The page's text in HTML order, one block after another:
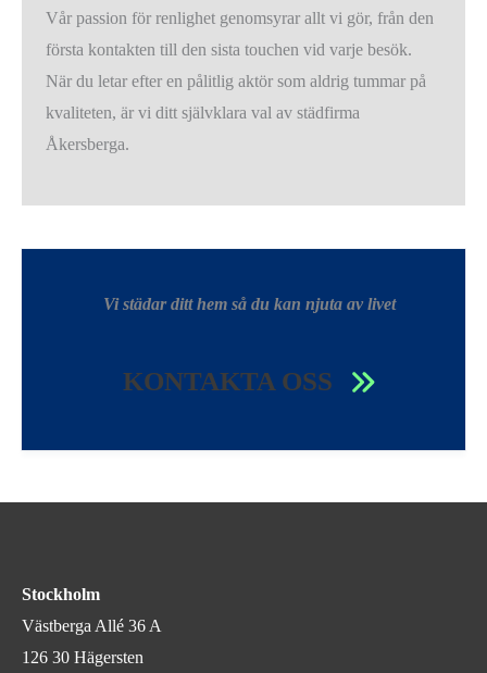
Vår passion för renlighet genomsyrar allt vi gör, från den
första kontakten till den sista touchen vid varje besök.
När du letar efter en pålitlig aktör som aldrig tummar på
kvaliteten, är vi ditt självklara val av städfirma
Åkersberga.
Vi städar ditt hem så du kan njuta av livet
KONTAKTA OSS
Stockholm
Västberga Allé 36 A
126 30 Hägersten